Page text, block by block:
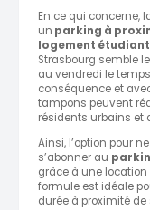
En ce qui concerne,
un parking à
logement
Strasbourg semble
au vendredi le
conséquence et
tampons peuvent
résidents urbains et
Ainsi, l’option pour
s’abonner au
grâce à une
formule est idéale
durée à proximité